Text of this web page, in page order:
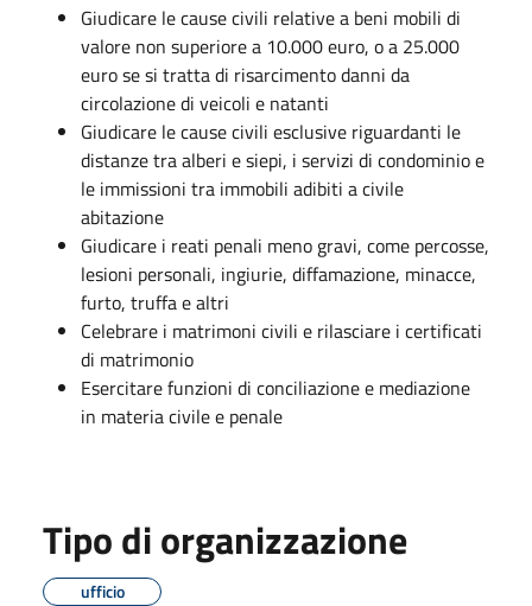
Giudicare le cause civili relative a beni mobili di
valore non superiore a 10.000 euro, o a 25.000
euro se si tratta di risarcimento danni da
circolazione di veicoli e natanti
Giudicare le cause civili esclusive riguardanti le
distanze tra alberi e siepi, i servizi di condominio e
le immissioni tra immobili adibiti a civile
abitazione
Giudicare i reati penali meno gravi, come percosse,
lesioni personali, ingiurie, diffamazione, minacce,
furto, truffa e altri
Celebrare i matrimoni civili e rilasciare i certificati
di matrimonio
Esercitare funzioni di conciliazione e mediazione
in materia civile e penale
Tipo di organizzazione
ufficio